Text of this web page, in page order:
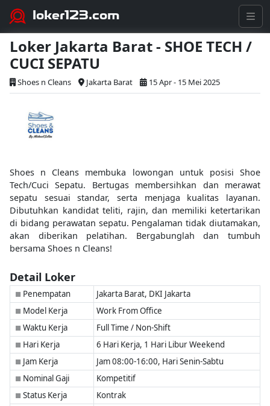
loker123.com
Loker Jakarta Barat - SHOE TECH /
CUCI SEPATU
Shoes n Cleans Jakarta Barat 15 Apr - 15 Mei 2025
Shoes n Cleans membuka lowongan untuk posisi Shoe
Tech/Cuci Sepatu. Bertugas membersihkan dan merawat
sepatu sesuai standar, serta menjaga kualitas layanan.
Dibutuhkan kandidat teliti, rajin, dan memiliki ketertarikan
di bidang perawatan sepatu. Pengalaman tidak diutamakan,
akan diberikan pelatihan. Bergabunglah dan tumbuh
bersama Shoes n Cleans!
Detail Loker
■ Penempatan Jakarta Barat, DKI Jakarta
■ Model Kerja Work From Office
■ Waktu Kerja Full Time / Non-Shift
■ Hari Kerja 6 Hari Kerja, 1 Hari Libur Weekend
■ Jam Kerja Jam 08:00-16:00, Hari Senin-Sabtu
■ Nominal Gaji Kompetitif
■ Status Kerja Kontrak